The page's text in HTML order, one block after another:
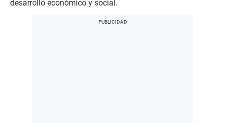
desarrollo económico y social.